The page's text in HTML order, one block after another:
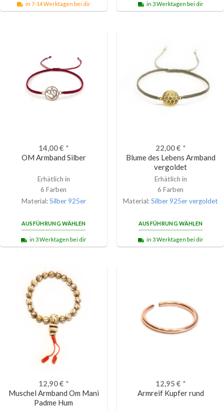
in 7-14 Werktagen bei dir in 3 Werktagen bei dir
14,00€ *
OM Armband Silber
Erhätlich in
6 Farben
Material:Silber 925er
AUSFÜHRUNG WÄHLEN
in 3 Werktagen bei dir
22,00€ *
Blume des Lebens Armband
vergoldet
Erhätlich in
6 Farben
Material:Silber 925er vergoldet
AUSFÜHRUNG WÄHLEN
in 3 Werktagen bei dir
12,90€ *
Muschel Armband Om Mani
Padme Hum
12,95 € *
Armreif Kupfer rund